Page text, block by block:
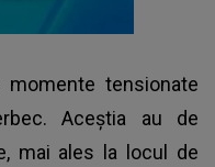
tensionate
Aceștia au de
mai ales la locul de